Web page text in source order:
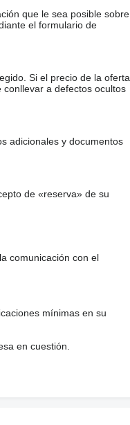
que le sea posible sobre
el formulario de
Si el precio de la oferta
a defectos ocultos
adicionales y documentos
de «reserva» de su
comunicación con el
mínimas en su
en cuestión.